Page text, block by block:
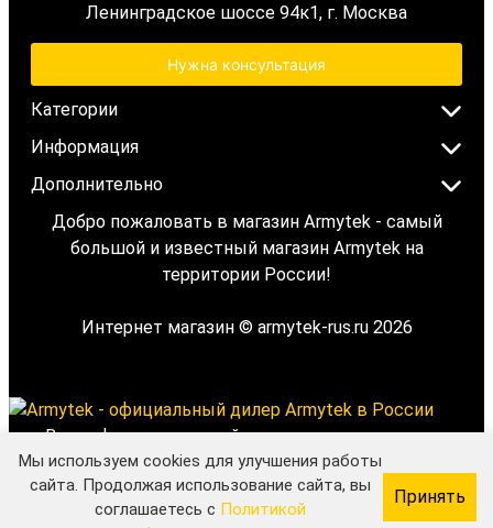
Ленинградское шоссе 94к1, г. Москва
Нужна консультация
Категории
Информация
Дополнительно
Добро пожаловать в магазин Armytek - самый
большой и известный магазин Armytek на
территории России!
Интернет магазин © armytek-rus.ru 2026
Вся информация на сайте носит исключительно
информационный характер и ни при каких условиях не
является публичной офертой, определяемой
положением Статьи 437(2) Гражданского кодекса РФ.
Мы используем cookies для улучшения работы
сайта. Продолжая использование сайта, вы
соглашаетесь с Политикой
Принять